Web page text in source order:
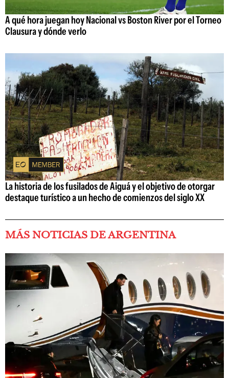
A qué hora juegan hoy Nacional vs Boston River por el Torneo
Clausura y dónde verlo
La historia de los fusilados de Aiguá y el objetivo de otorgar
destaque turístico a un hecho de comienzos del siglo XX
MÁS NOTICIAS DE ARGENTINA